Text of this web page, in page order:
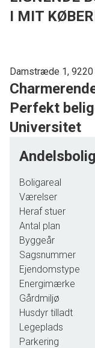
I MIT
Damstræde 1,
Perfekt
Universitet
perle for både
kombination af
men
velholdt. Den åbne
køkken og stuen
opholdsområde,
oplevelser.
Badeværelset er
sikrer en luksuriøs
rummeligt med
hele bindes
nemt at føle sig
Andelsbolig
Boligareal
Værelser
Heraf stuer
Antal plan
Byggeår
Sagsnummer
Ejendomstype
Energimærke
Gårdmiljø
Husdyr tilladt
Legeplads
Parkering